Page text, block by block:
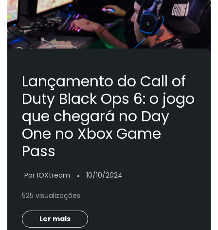
Lançamento do Call of
Duty Black Ops 6: o jogo
que chegará no Day
One no Xbox Game
Pass
Por IOXtream ● 10/10/2024
525 visualizações
Ler mais